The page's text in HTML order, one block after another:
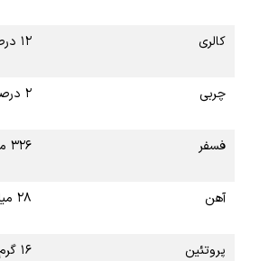
کالری ۱۲ درصد
چربی ۲ درصد
فسفر ۳۲۶ میلی گرم
آهن ۲۸ میلی گرم
پروتئین ۱۶ گرم